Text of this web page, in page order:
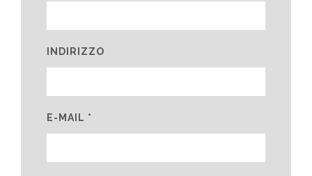
INDIRIZZO
E-MAIL *